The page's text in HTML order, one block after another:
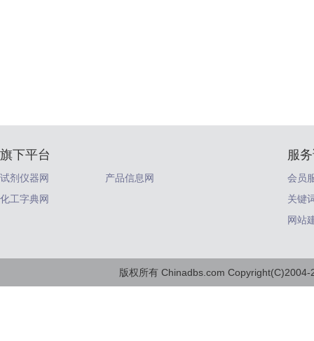
旗下平台
试剂仪器网
产品信息网
化工字典网
服
会员
关键
网站
版权所有 Chinadbs.com